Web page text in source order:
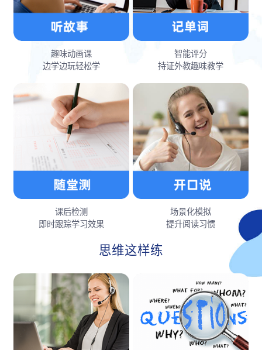
趣味动画课
边学边玩轻松学
智能评分
持证外教趣味教学
课后检测
即时跟踪学习效果
场景化模拟
提升阅读习惯
思维这样练